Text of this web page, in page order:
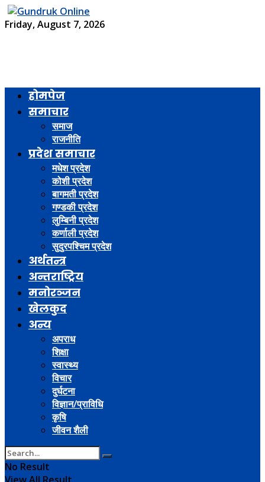
Friday, August 7, 2026
होमपेज
समाचार
समाज
राजनीति
प्रदेश समाचार
मधेश प्रदेश
कोशी प्रदेश
बागमती प्रदेश
गण्डकी प्रदेश
लुम्बिनी प्रदेश
कर्णाली प्रदेश
सुदुरपश्चिम प्रदेश
अर्थतन्त्र
अन्तराष्ट्रिय
मनोरञ्जन
खेलकुद
अन्य
अपराध
शिक्षा
स्वास्थ्य
विचार
दुर्घटना
विज्ञान/प्राविधि
कृषि
जीवन शैली
No Result